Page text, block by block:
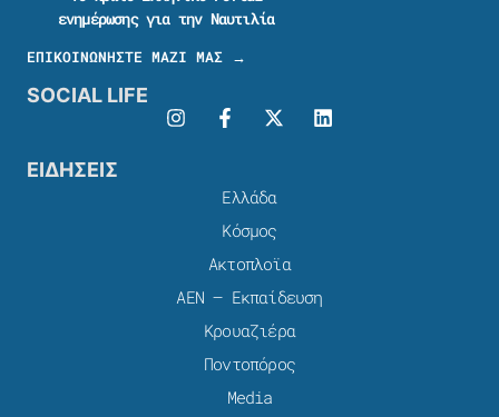
ενημέρωσης για την Ναυτιλία
ΕΠΙΚΟΙΝΩΝΗΣΤΕ ΜΑΖΙ ΜΑΣ →
SOCIAL LIFE
ΕΙΔΗΣΕΙΣ
Ελλάδα
Κόσμος
Ακτοπλοϊα
ΑΕΝ – Εκπαίδευση
Κρουαζιέρα
Ποντοπόρος
Media